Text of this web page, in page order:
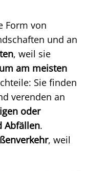
Form von
und an
, weil sie
am meisten
Sie finden
verenden an
oder
Abfällen.
, weil